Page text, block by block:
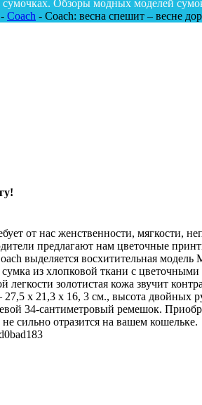
Обзоры модных моделей
- Coach - Coach: весна спешит – весне
от нас женственности, мягкости,
предлагают нам цветочные
выделяется восхитительная
из хлопковой ткани с цветочными
золотистая кожа звучит
х 21,3 х 16, 3 см., высота двойных
34-сантиметровый ремешок.
сильно отразится на вашем кошельке.